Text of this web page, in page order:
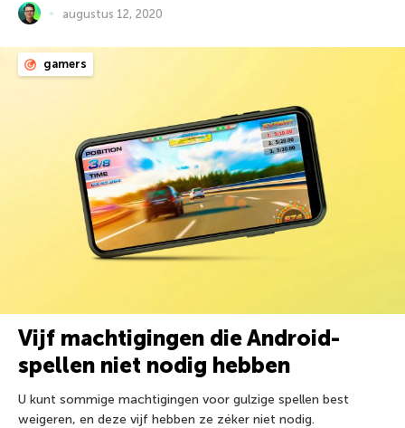
augustus 12, 2020
gamers
Vijf machtigingen die Android-
spellen niet nodig hebben
U kunt sommige machtigingen voor gulzige spellen best
weigeren, en deze vijf hebben ze zéker niet nodig.